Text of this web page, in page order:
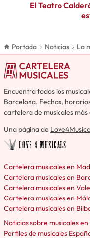
El Teatro
Portada Noticias
La
Encuentra todos los
Barcelona. Fechas,
cartelera de musicales más
Una página de
Cartelera musicales en
Cartelera musicales en
Cartelera musicales en
Cartelera musicales en
Cartelera musicales en
Noticias sobre musicales en
Perfiles de musicales